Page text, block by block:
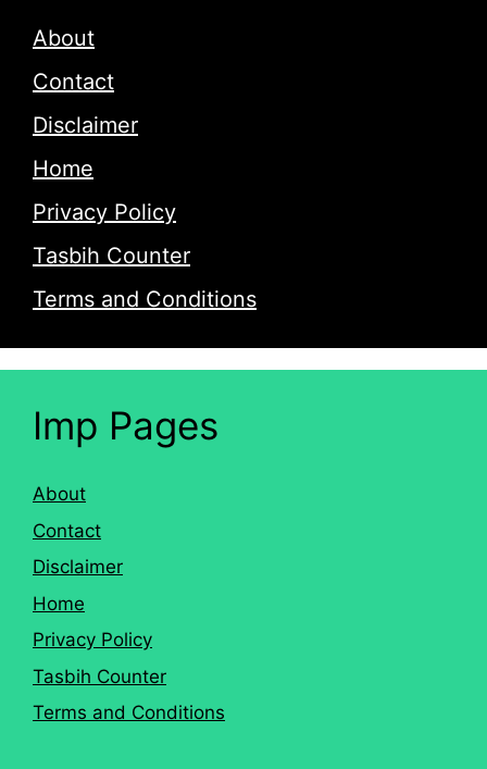
About
Contact
Disclaimer
Home
Privacy Policy
Tasbih Counter
Terms and Conditions
Imp Pages
About
Contact
Disclaimer
Home
Privacy Policy
Tasbih Counter
Terms and Conditions